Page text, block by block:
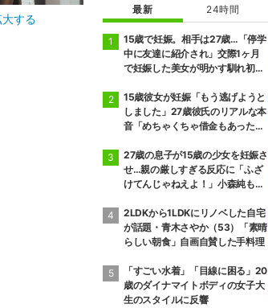
大する
最新 24時間
15歳で妊娠。相手は27歳…「停学
中に友達に紹介され」交際1ヶ月
で妊娠した美女が明かす馴れ初め
絶句
15歳彼女が妊娠「もう逃げようと
しました」27歳彼氏のリアルな本
音「めちゃくちゃ借金もあったの
27歳の息子が15歳の少女を妊娠さ
せ…親の厳しすぎる反応に「ふざ
けてんじゃねえよ！」小森純も怒
2LDKから1LDKにリノベした自宅
が話題・青木さやか（53）「素晴
らしい朝食」自画自賛した手料理
「すごい水着」「目線に困る」20
歳のダイナマイトボディの女子大
生のスタイルに反響